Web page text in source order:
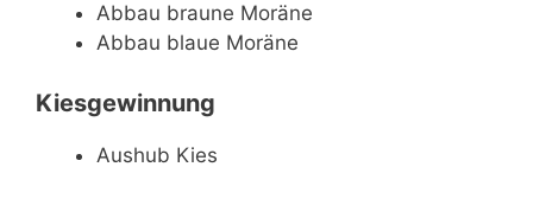
Abbau braune Moräne
Abbau blaue Moräne
Kiesgewinnung
Aushub Kies